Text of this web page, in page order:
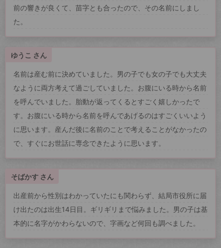
前の響きが良くて、苗字とも合ったので、その名前にしまし
た。
ゆうこ さん
名前は産む前に決めていました。男の子でも女の子でも大丈夫
なように両方考えて過ごしていました。お腹にいる時から名前
を呼んでいました。胎動が返ってくるとすごく嬉しかったで
す。お腹にいる時から名前を呼んであげるのはすごくいいよう
に思います。産んだ後に名前のことで考えることがなかったの
で、すぐにお世話に専念できたように思います。
そばかす さん
出産前から性別はわかっていたにも関わらず、結局市役所に届
け出たのは出生14日目。ギリギリまで悩みました。男の子は基
本的に名字がかわらないので、字画など何回も調べました。